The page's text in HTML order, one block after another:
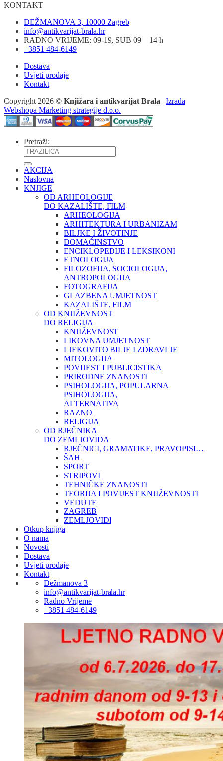
KONTAKT
DEŽMANOVA 3, 10000 Zagreb
info@antikvarijat-brala.hr
RADNO VRIJEME: 09-19, SUB 09 – 14 h
+3851 484-6149
Dostava
Uvjeti prodaje
Kontakt
Copyright 2026 © Knjižara i antikvarijat Brala | Izrada
Webshopa Marketing strategije d.o.o.
Pretraži:
AKCIJA
Naslovna
KNJIGE
OD ARHEOLOGIJE
DO KAZALIŠTE, FILM
ARHEOLOGIJA
ARHITEKTURA I URBANIZAM
BILJKE I ŽIVOTINJE
DOMAĆINSTVO
ENCIKLOPEDIJE I LEKSIKONI
ETNOLOGIJA
FILOZOFIJA, SOCIOLOGIJA,
ANTROPOLOGIJA
FOTOGRAFIJA
GLAZBENA UMJETNOST
KAZALIŠTE, FILM
OD KNJIŽEVNOST
DO RELIGIJA
KNJIŽEVNOST
LIKOVNA UMJETNOST
LJEKOVITO BILJE I ZDRAVLJE
MITOLOGIJA
POVIJEST I PUBLICISTIKA
PRIRODNE ZNANOSTI
PSIHOLOGIJA, POPULARNA
PSIHOLOGIJA,
ALTERNATIVA
RAZNO
RELIGIJA
OD RJEČNIKA
DO ZEMLJOVIDA
RJEČNICI, GRAMATIKE, PRAVOPISI…
ŠAH
SPORT
STRIPOVI
TEHNIČKE ZNANOSTI
TEORIJA I POVIJEST KNJIŽEVNOSTI
VEDUTE
ZAGREB
ZEMLJOVIDI
Otkup knjiga
O nama
Novosti
Dostava
Uvjeti prodaje
Kontakt
Dežmanova 3
info@antikvarijat-brala.hr
Radno Vrijeme
+3851 484-6149